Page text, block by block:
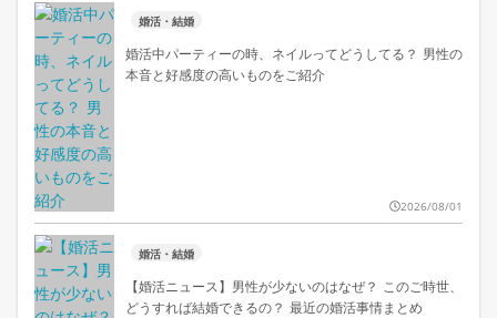
婚活・結婚
婚活中パーティーの時、ネイルってどうしてる？ 男性の
本音と好感度の高いものをご紹介
2026/08/01
婚活・結婚
【婚活ニュース】男性が少ないのはなぜ？ このご時世、
どうすれば結婚できるの？ 最近の婚活事情まとめ